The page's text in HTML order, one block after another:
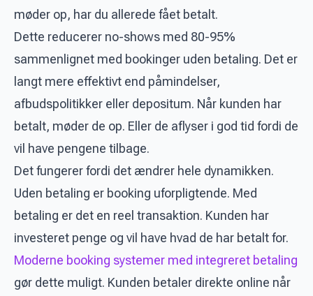
møder op, har du allerede fået betalt.
Dette reducerer no-shows med 80-95%
sammenlignet med bookinger uden betaling. Det er
langt mere effektivt end påmindelser,
afbudspolitikker eller depositum. Når kunden har
betalt, møder de op. Eller de aflyser i god tid fordi de
vil have pengene tilbage.
Det fungerer fordi det ændrer hele dynamikken.
Uden betaling er booking uforpligtende. Med
betaling er det en reel transaktion. Kunden har
investeret penge og vil have hvad de har betalt for.
Moderne booking systemer med integreret betaling
gør dette muligt. Kunden betaler direkte online når